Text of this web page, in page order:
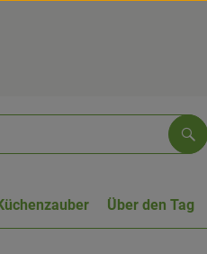
Über den Tag